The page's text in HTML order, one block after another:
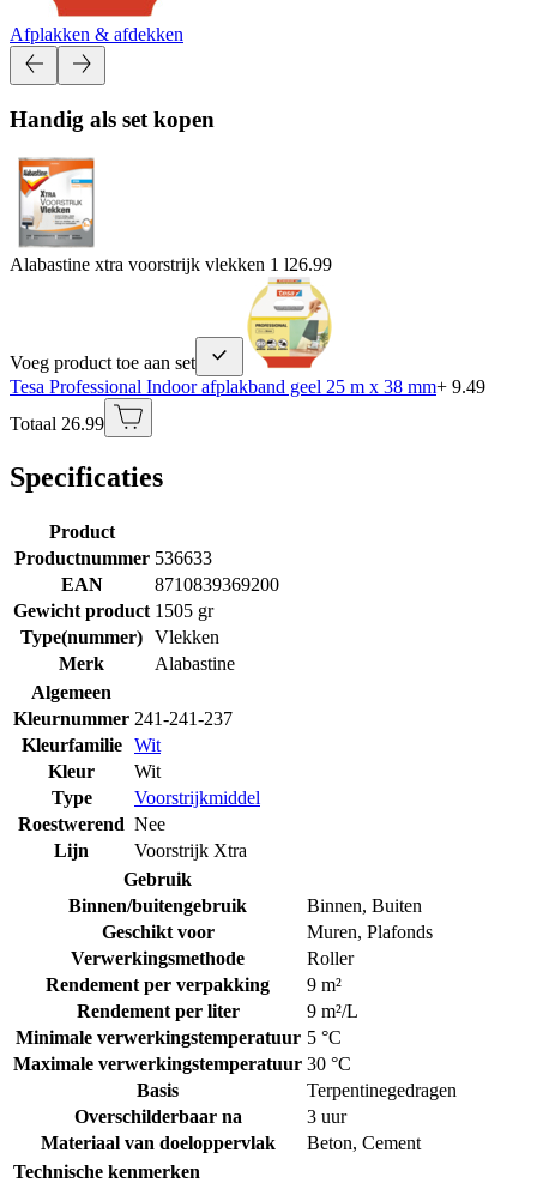
Afplakken & afdekken
Handig als set kopen
Alabastine xtra voorstrijk vlekken 1 l26.99
Voeg product toe aan set
Tesa Professional Indoor afplakband geel 25 m x 38 mm+ 9.49
Totaal 26.99
Specificaties
Product
Productnummer 536633
EAN
8710839369200
Gewicht product 1505 gr
Type(nummer) Vlekken
Merk
Alabastine
Algemeen
Kleurnummer 241-241-237
Kleurfamilie
Wit
Kleur
Wit
Type
Voorstrijkmiddel
Roestwerend Nee
Lijn
Voorstrijk Xtra
Gebruik
Binnen/buitengebruik
Binnen, Buiten
Geschikt voor
Muren, Plafonds
Verwerkingsmethode
Roller
Rendement per verpakking
9 m²
Rendement per liter
9 m²/L
Minimale verwerkingstemperatuur 5 °C
Maximale verwerkingstemperatuur 30 °C
Basis
Terpentinegedragen
Overschilderbaar na
3 uur
Materiaal van doeloppervlak
Beton, Cement
Technische kenmerken